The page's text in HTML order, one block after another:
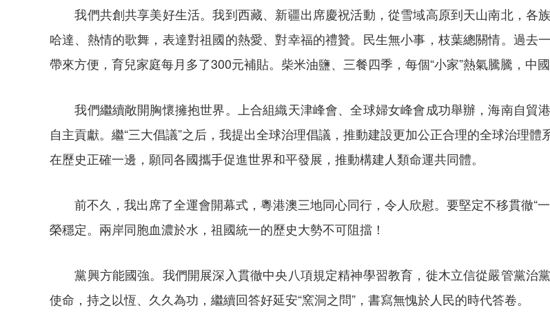
我們共創共享美好生活。我到西藏、新疆出席慶祝活動，從雪域高原到天山南北，各
哈達、熱情的歌舞，表達對祖國的熱愛、對幸福的禮贊。民生無小事，枝葉總關情。過去
帶來方便，育兒家庭每月多了300元補貼。柴米油鹽、三餐四季，每個“小家”熱氣騰騰，中國
我們繼續敞開胸懷擁抱世界。上合組織天津峰會、全球婦女峰會成功舉辦，海南自貿
自主貢獻。繼“三大倡議”之后，我提出全球治理倡議，推動建設更加公正合理的全球治理
在歷史正確一邊，願同各國攜手促進世界和平發展，推動構建人類命運共同體。
前不久，我出席了全運會開幕式，粵港澳三地同心同行，令人欣慰。要堅定不移貫徹“
榮穩定。兩岸同胞血濃於水，祖國統一的歷史大勢不可阻擋！
黨興方能國強。我們開展深入貫徹中央八項規定精神學習教育，徙木立信從嚴管黨治
使命，持之以恆、久久為功，繼續回答好延安“窯洞之問”，書寫無愧於人民的時代答卷。